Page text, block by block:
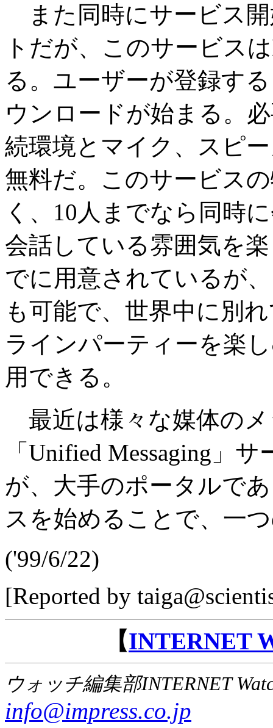
また同時にサービス
トだが、このサービス
る。ユーザーが登録す
ウンロードが始まる。
続環境とマイク、スピ
無料だ。このサービス
く、10人までなら同時
会話している雰囲気を
でに用意されているが
も可能で、世界中に別
ラインパーティーを楽
用できる。
最近は様々な媒体の
「Unified Messaging」
が、大手のポータルで
スを始めることで、一
('99/6/22)
[Reported by
【INTERNET
ウォッチ編集部INTERNET
info@impress.co.jp